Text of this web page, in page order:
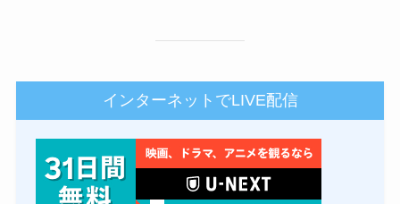
インターネットでLIVE配信